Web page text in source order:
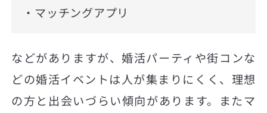
・マッチングアプリ
などがありますが、婚活パーティや街コンな
どの婚活イベントは人が集まりにくく、理想
の方と出会いづらい傾向があります。またマ